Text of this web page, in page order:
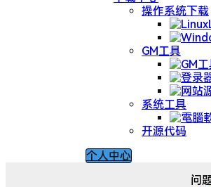
操作系统下载
GM工具
系统工具
开源代码
个人中心
问